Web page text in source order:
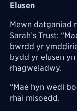
Elusen
Mewn datganiad
Sarah’s Trust:
bwrdd yr
bydd yr elusen
rhagweladwy.
“Mae hyn wedi
rhai misoedd.